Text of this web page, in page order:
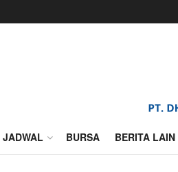
JADWAL BURSA BERITA LAIN